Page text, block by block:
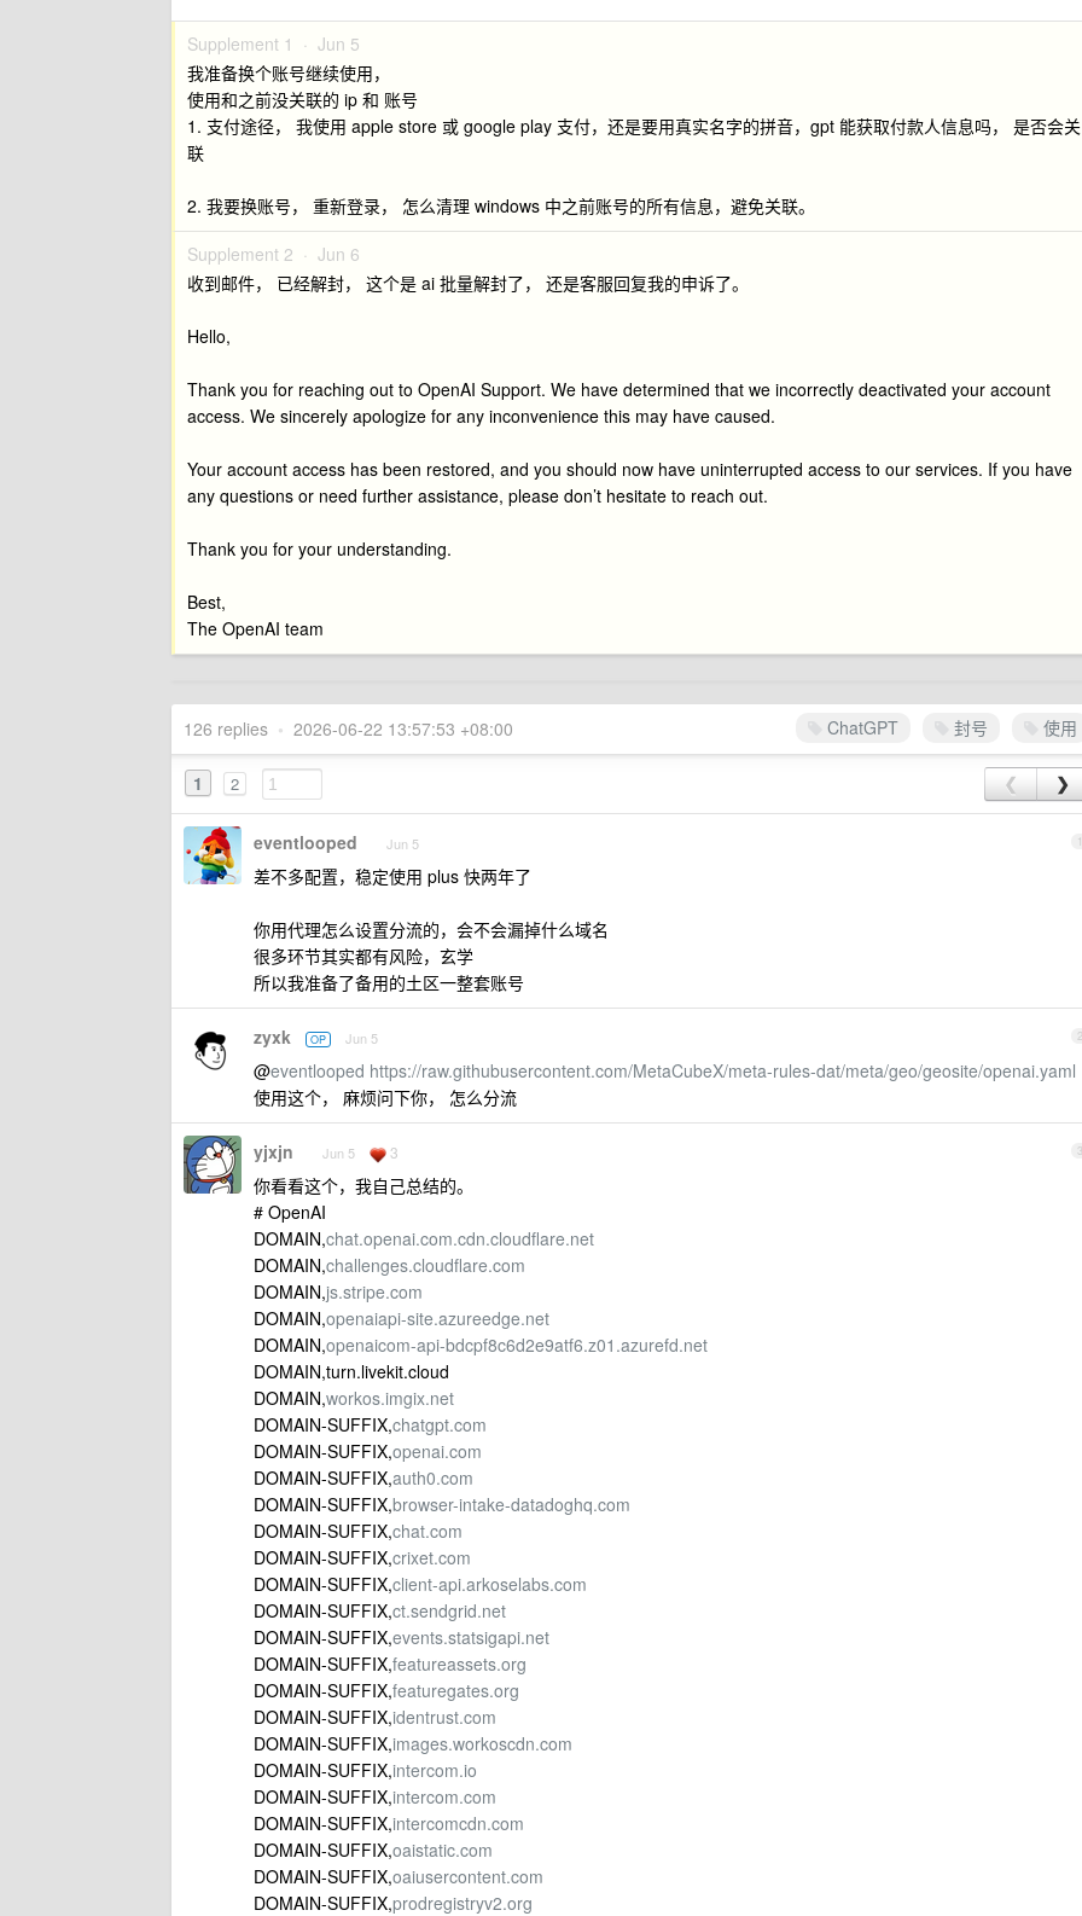
Supplement 1 · Jun 5
我准备换个账号继续使用，
使用和之前没关联的 ip 和 账号
1. 支付途径， 我使用 apple store 或 google play 支付，还是要用真实名字的拼音，gpt 能获取付款人信息吗， 是否会关
联
2. 我要换账号， 重新登录， 怎么清理 windows 中之前账号的所有信息，避免关联。
Supplement 2 · Jun 6
收到邮件， 已经解封， 这个是 ai 批量解封了， 还是客服回复我的申诉了。
Hello,
Thank you for reaching out to OpenAI Support. We have determined that we incorrectly deactivated your account
access. We sincerely apologize for any inconvenience this may have caused.
Your account access has been restored, and you should now have uninterrupted access to our services. If you have
any questions or need further assistance, please don’t hesitate to reach out.
Thank you for your understanding.
Best,
The OpenAI team
ChatGPT 封号 使用
126 replies • 2026-06-22 13:57:53 +08:00
1 2 ❮ ❯
1
eventlooped Jun 5
差不多配置，稳定使用 plus 快两年了
你用代理怎么设置分流的，会不会漏掉什么域名
很多环节其实都有风险，玄学
所以我准备了备用的土区一整套账号
2
zyxk OP Jun 5
@eventlooped https://raw.githubusercontent.com/MetaCubeX/meta-rules-dat/meta/geo/geosite/openai.yaml
使用这个， 麻烦问下你， 怎么分流
3
yjxjn Jun 5 3
你看看这个，我自己总结的。
# OpenAI
DOMAIN,chat.openai.com.cdn.cloudflare.net
DOMAIN,challenges.cloudflare.com
DOMAIN,js.stripe.com
DOMAIN,openaiapi-site.azureedge.net
DOMAIN,openaicom-api-bdcpf8c6d2e9atf6.z01.azurefd.net
DOMAIN,turn.livekit.cloud
DOMAIN,workos.imgix.net
DOMAIN-SUFFIX,chatgpt.com
DOMAIN-SUFFIX,openai.com
DOMAIN-SUFFIX,auth0.com
DOMAIN-SUFFIX,browser-intake-datadoghq.com
DOMAIN-SUFFIX,chat.com
DOMAIN-SUFFIX,crixet.com
DOMAIN-SUFFIX,client-api.arkoselabs.com
DOMAIN-SUFFIX,ct.sendgrid.net
DOMAIN-SUFFIX,events.statsigapi.net
DOMAIN-SUFFIX,featureassets.org
DOMAIN-SUFFIX,featuregates.org
DOMAIN-SUFFIX,identrust.com
DOMAIN-SUFFIX,images.workoscdn.com
DOMAIN-SUFFIX,intercom.io
DOMAIN-SUFFIX,intercom.com
DOMAIN-SUFFIX,intercomcdn.com
DOMAIN-SUFFIX,oaistatic.com
DOMAIN-SUFFIX,oaiusercontent.com
DOMAIN-SUFFIX,prodregistryv2.org